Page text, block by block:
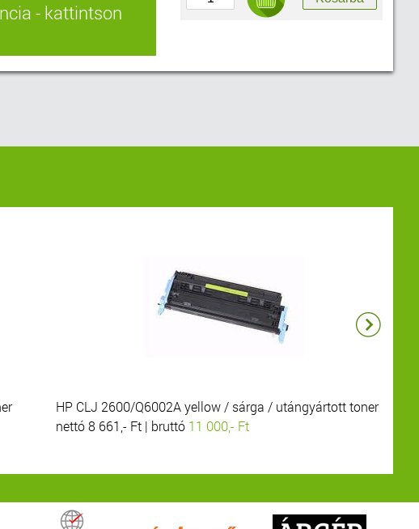
- kattintson
HP CLJ 2600/Q6002A yellow / sárga / utángyártott toner
nettó 8 661,- Ft | bruttó 11 000,- Ft